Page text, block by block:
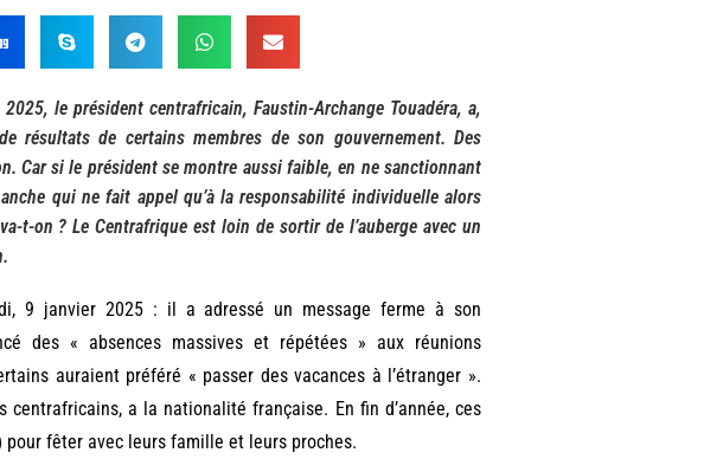
le président centrafricain, Faustin-Archange Touadéra, a,
résultats de certains membres de son gouvernement. Des
Car si le président se montre aussi faible, en ne sanctionnant
qui ne fait appel qu’à la responsabilité individuelle alors
t-on ? Le Centrafrique est loin de sortir de l’auberge avec un
9 janvier 2025 : il a adressé un message ferme à son
des « absences massives et répétées » aux réunions
auraient préféré « passer des vacances à l’étranger ».
a la nationalité française. En fin d’année, ces
fêter avec leurs famille et leurs proches.